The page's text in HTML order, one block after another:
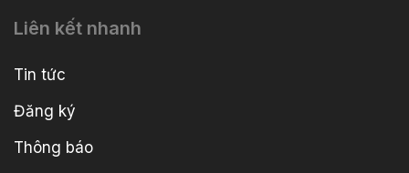
Liên kết nhanh
Tin tức
Đăng ký
Thông báo